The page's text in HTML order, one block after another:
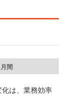
月間
は、業務効率